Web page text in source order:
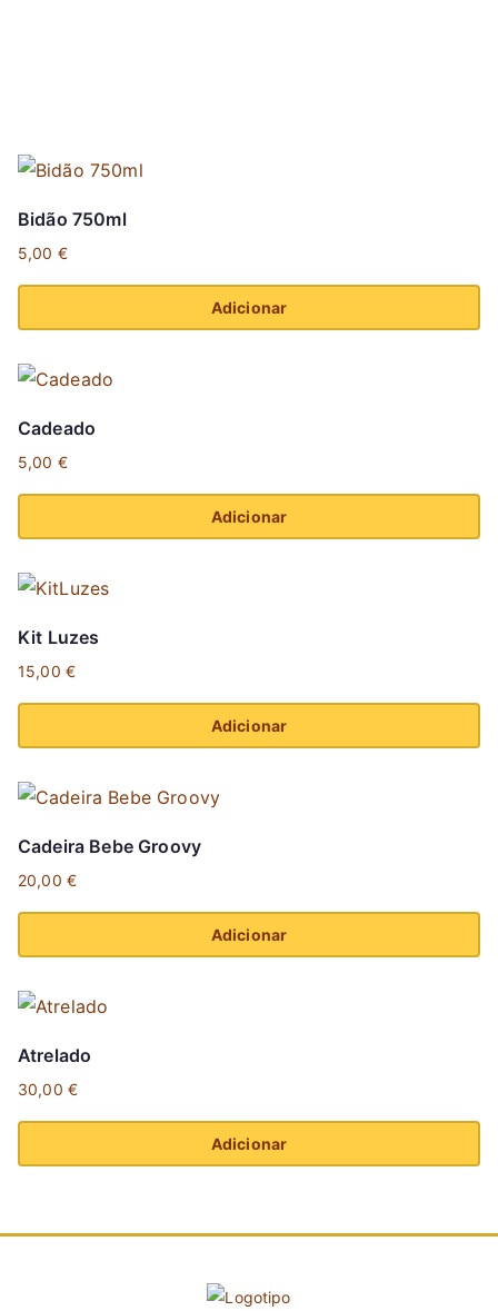
Bidão 750ml
5,00 €
Adicionar
Cadeado
5,00 €
Adicionar
Kit Luzes
15,00 €
Adicionar
Cadeira Bebe Groovy
20,00 €
Adicionar
Atrelado
30,00 €
Adicionar